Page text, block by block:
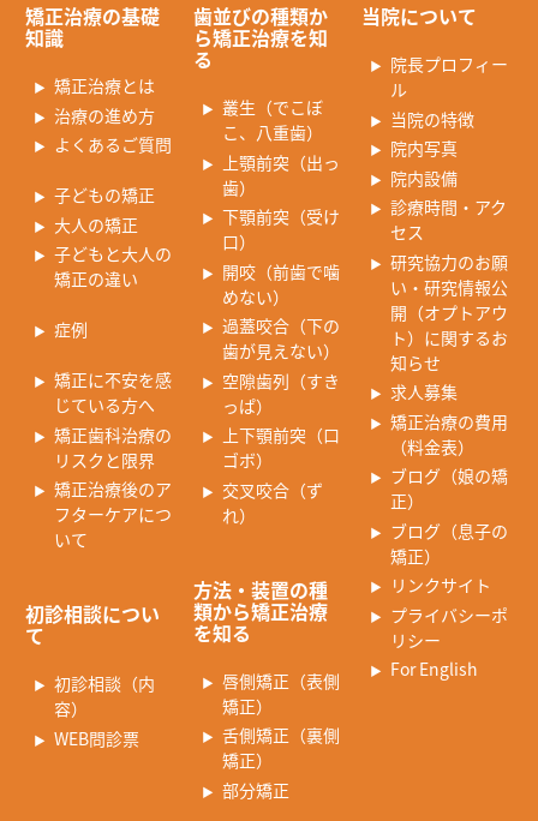
矯正治療の基礎
知識
矯正治療とは
治療の進め方
よくあるご質問
子どもの矯正
大人の矯正
子どもと大人の
矯正の違い
症例
矯正に不安を感
じている方へ
矯正歯科治療の
リスクと限界
矯正治療後のア
フターケアにつ
いて
初診相談につい
て
初診相談（内
容）
WEB問診票
歯並びの種類か
ら矯正治療を知
る
叢生（でこぼ
こ、八重歯）
上顎前突（出っ
歯）
下顎前突（受け
口）
開咬（前歯で噛
めない）
過蓋咬合（下の
歯が見えない）
空隙歯列（すき
っぱ）
上下顎前突（口
ゴボ）
交叉咬合（ず
れ）
方法・装置の種
類から矯正治療
を知る
唇側矯正（表側
矯正）
舌側矯正（裏側
矯正）
部分矯正
当院について
院長プロフィー
ル
当院の特徴
院内写真
院内設備
診療時間・アク
セス
研究協力のお願
い・研究情報公
開（オプトアウ
ト）に関するお
知らせ
求人募集
矯正治療の費用
（料金表）
ブログ（娘の矯
正）
ブログ（息子の
矯正）
リンクサイト
プライバシーポ
リシー
For English